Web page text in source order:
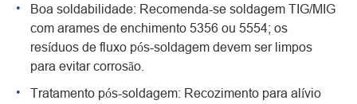
Boa soldabilidade: Recomenda-se soldagem TIG/MIG
com arames de enchimento 5356 ou 5554; os
resíduos de fluxo pós-soldagem devem ser limpos
para evitar corrosão.
Tratamento pós-soldagem: Recozimento para alívio